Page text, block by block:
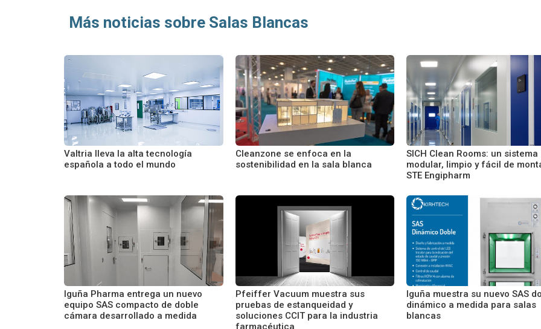
Más noticias sobre Salas Blancas
Valtria lleva la alta tecnología
española a todo el mundo
Cleanzone se enfoca en la
sostenibilidad en la sala blanca
SICH Clean Rooms: un sistema
modular, limpio y fácil de
STE Engipharm
Iguña Pharma entrega un nuevo
equipo SAS compacto de doble
cámara desarrollado a medida
Pfeiffer Vacuum muestra sus
pruebas de estanqueidad y
soluciones CCIT para la industria
farmacéutica
Iguña muestra su nuevo SAS
dinámico a medida para salas
blancas